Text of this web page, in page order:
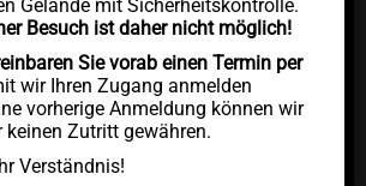
durchgeführt, die unabhängig unter
EV Clinic agiert. EV Clinic übernimmt
für die Ausführung, das Ergebnis,
die Gewährleistung oder etwaige
Zusammenhang mit der erbrachten
Dienstleistung.
Gelände mit Sicherheitskontrolle.
Besuch ist daher nicht möglich!
Sie vorab einen Termin per
wir Ihren Zugang anmelden
vorherige Anmeldung können wir
keinen Zutritt gewähren.
Verständnis!